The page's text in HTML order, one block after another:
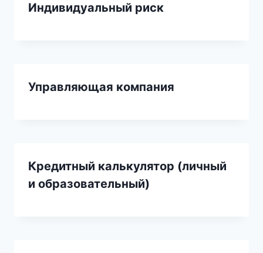
Индивидуальный риск
Управляющая компания
Кредитный калькулятор (личный
и образовательный)